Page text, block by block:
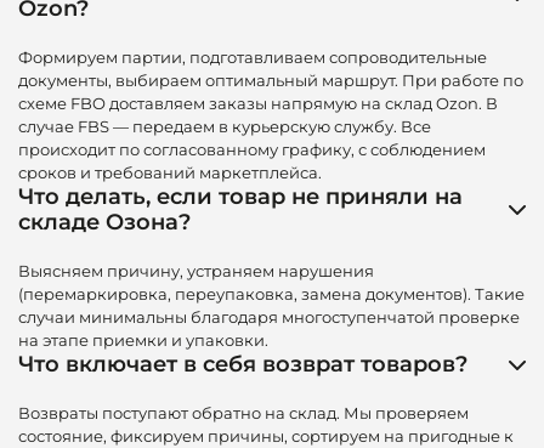
Ozon?
Формируем партии, подготавливаем сопроводительные
документы, выбираем оптимальный маршрут. При работе по
схеме FBO доставляем заказы напрямую на склад Ozon. В
случае FBS — передаем в курьерскую службу. Все
происходит по согласованному графику, с соблюдением
сроков и требований маркетплейса.
Что делать, если товар не приняли на
складе Озона?
Выясняем причину, устраняем нарушения
(перемаркировка, переупаковка, замена документов). Такие
случаи минимальны благодаря многоступенчатой проверке
на этапе приемки и упаковки.
Что включает в себя возврат товаров?
Возвраты поступают обратно на склад. Мы проверяем
состояние, фиксируем причины, сортируем на пригодные к